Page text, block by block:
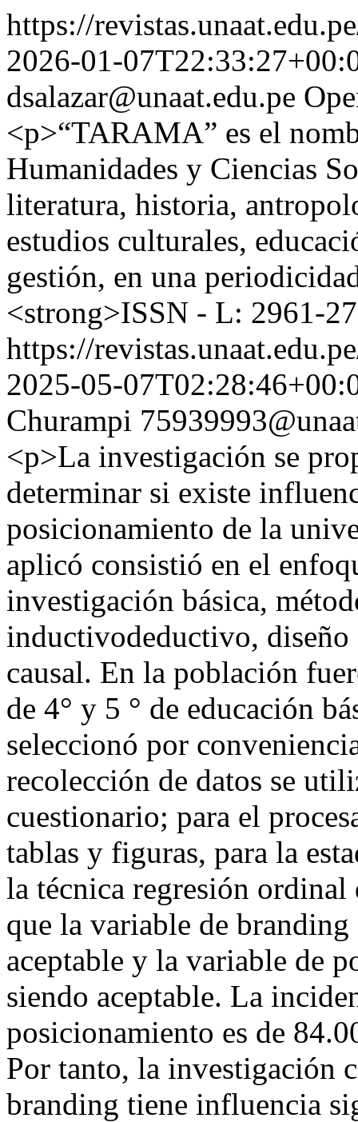
https://
2026-01-
dsalazar@unaat.edu.pe
<p>“TARAMA” es el
Humanidades y Ciencias
literatura, historia,
estudios culturales,
gestión, en una
<strong>ISSN - L: 2961-
https://
2025-05-
Churampi
<p>La investigación se
determinar si existe
posicionamiento de la
aplicó consistió en el
investigación básica,
inductivodeductivo,
causal. En la población
de 4° y 5 ° de educación
seleccionó por
recolección de datos se
cuestionario; para el
tablas y figuras, para la
la técnica regresión ordinal
que la variable de
aceptable y la variable de
siendo aceptable. La
posicionamiento es de
Por tanto, la investigación
branding tiene influencia